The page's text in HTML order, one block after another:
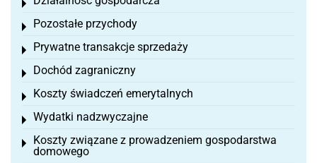
Toggle menu
Pozostałe przychody
Toggle menu
Prywatne transakcje sprzedaży
Toggle menu
Dochód zagraniczny
Toggle menu
Koszty świadczeń emerytalnych
Toggle menu
Wydatki nadzwyczajne
Toggle menu
Koszty związane z prowadzeniem gospodarstwa
domowego
Toggle menu